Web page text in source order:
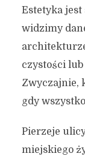
Estetyka jest
widzimy
czystości
Zwyczajnie,
gdy
Pierzeje
miejskiego